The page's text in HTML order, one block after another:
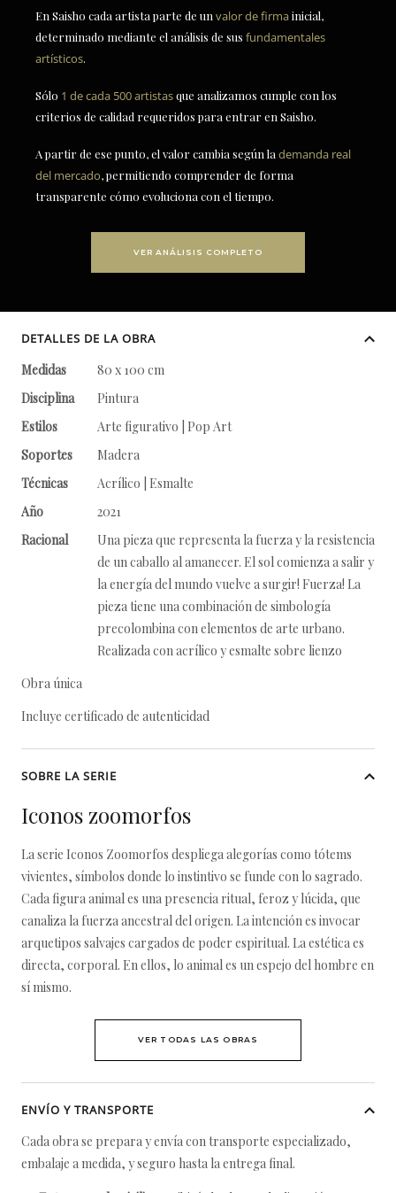
En Saisho cada artista parte de un valor de firmainicial,
determinado mediante el análisis de sus fundamentales
artísticos.
Sólo 1 de cada 500 artistasque analizamos cumple con los
criterios de calidad requeridos para entrar en Saisho.
A partir de ese punto, el valor cambia según la demanda real
del mercado, permitiendo comprender de forma
transparente cómo evoluciona con el tiempo.
VER ANÁLISIS COMPLETO
DETALLES DE LA OBRA
Medidas
80 x 100 cm
Disciplina
Pintura
Estilos
Arte figurativo | Pop Art
Soportes
Madera
Técnicas
Acrílico | Esmalte
Año
2021
Racional
Una pieza que representa la fuerza y la resistencia
de un caballo al amanecer. El sol comienza a salir y
la energía del mundo vuelve a surgir! Fuerza! La
pieza tiene una combinación de simbología
precolombina con elementos de arte urbano.
Realizada con acrílico y esmalte sobre lienzo
Obra única
Incluye certificado de autenticidad
SOBRE LA SERIE
Iconos zoomorfos
La serie Iconos Zoomorfos despliega alegorías como tótems
vivientes, símbolos donde lo instintivo se funde con lo sagrado.
Cada figura animal es una presencia ritual, feroz y lúcida, que
canaliza la fuerza ancestral del origen. La intención es invocar
arquetipos salvajes cargados de poder espiritual. La estética es
directa, corporal. En ellos, lo animal es un espejo del hombre en
sí mismo.
VER TODAS LAS OBRAS
ENVÍO Y TRANSPORTE
Cada obra se prepara y envía con transporte especializado,
embalaje a medida, y seguro hasta la entrega final.